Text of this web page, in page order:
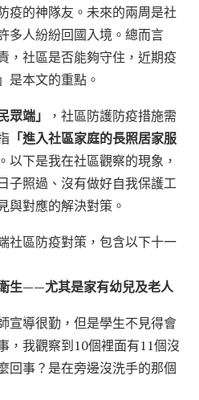
疫的神隊友。未來的兩周是社
多人紛紛回國入境。總而言
，社區是否能夠守住，近期疫
是本文的重點。
眾端」
，社區防護防疫措施需
「進入社區家庭的長照居家服
。以下是我在社區觀察的現象，
子照過、沒有做好自我保護工
與對應的解決對策。
社區防疫對策，包含以下十一
生——尤其是家有幼兒及老人
宣導很勤，但是學生不見得會
，我觀察到10個裡面有11個沒
回事？是在旁邊沒洗手的那個